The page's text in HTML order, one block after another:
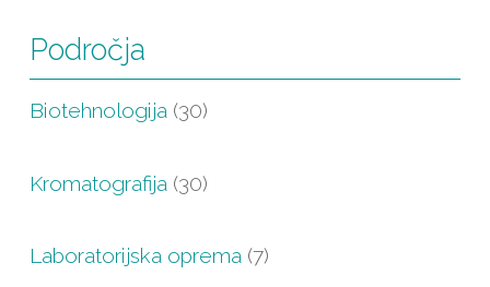
Področja
Biotehnologija (30)
Kromatografija (30)
Laboratorijska oprema (7)